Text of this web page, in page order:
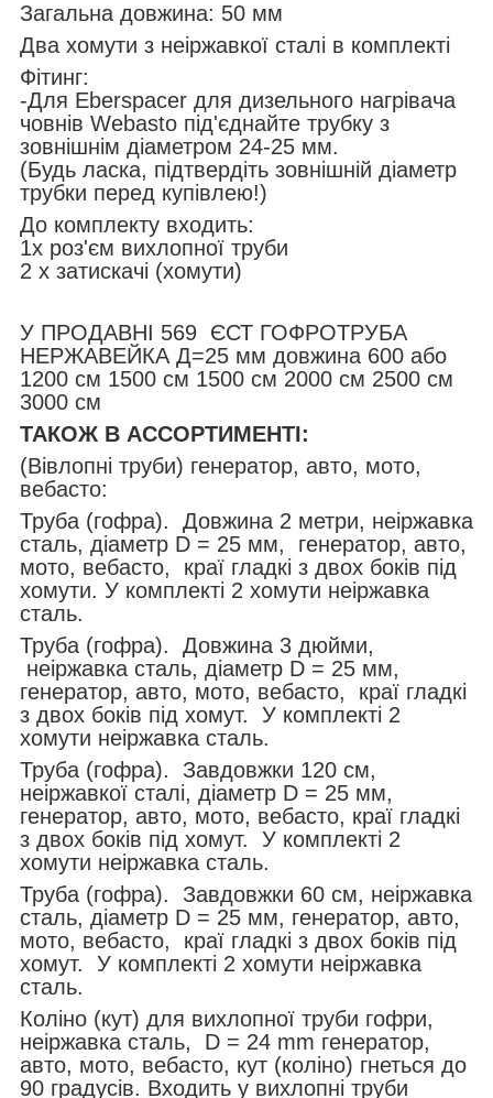
Загальна довжина: 50 мм
Два хомути з неіржавкої сталі в комплекті
Фітинг:
-Для Eberspacer для дизельного нагрівача
човнів Webasto під'єднайте трубку з
зовнішнім діаметром 24-25 мм.
(Будь ласка, підтвердіть зовнішній діаметр
трубки перед купівлею!)
До комплекту входить:
1x роз'єм вихлопної труби
2 x затискачі (хомути)
У ПРОДАВНІ 569 ЄСТ ГОФРОТРУБА
НЕРЖАВЕЙКА Д=25 мм довжина 600 або
1200 см 1500 см 1500 см 2000 см 2500 см
3000 см
ТАКОЖ В АССОРТИМЕНТІ:
(Вівлопні труби) генератор, авто, мото,
вебасто:
Труба (гофра). Довжина 2 метри, неіржавка
сталь, діаметр D = 25 мм, генератор, авто,
мото, вебасто, краї гладкі з двох боків під
хомути. У комплекті 2 хомути неіржавка
сталь.
Труба (гофра). Довжина 3 дюйми,
неіржавка сталь, діаметр D = 25 мм,
генератор, авто, мото, вебасто, краї гладкі
з двох боків під хомут. У комплекті 2
хомути неіржавка сталь.
Труба (гофра). Завдовжки 120 см,
неіржавкої сталі, діаметр D = 25 мм,
генератор, авто, мото, вебасто, краї гладкі
з двох боків під хомут. У комплекті 2
хомути неіржавка сталь.
Труба (гофра). Завдовжки 60 см, неіржавка
сталь, діаметр D = 25 мм, генератор, авто,
мото, вебасто, краї гладкі з двох боків під
хомут. У комплекті 2 хомути неіржавка
сталь.
Коліно (кут) для вихлопної труби гофри,
неіржавка сталь, D = 24 mm генератор,
авто, мото, вебасто, кут (коліно) гнеться до
90 градусів. Входить у вихлопні труби